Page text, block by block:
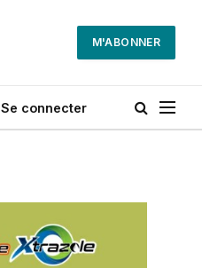
M'ABONNER
Se connecter